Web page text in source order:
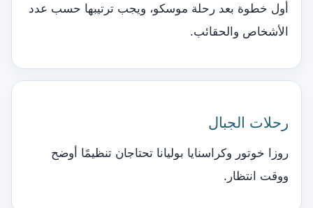
أول خطوة بعد رحلة موسكو، ويجب ترتيبها حسب عدد
الأشخاص والحقائب.
رحلات الجبال
روزا خوتور وكراسنايا بوليانا تحتاجان تنظيمًا أوضح
ووقت انتظار.